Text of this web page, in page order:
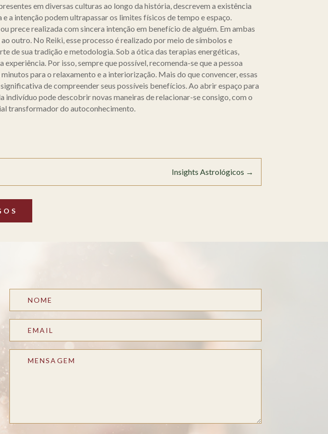
em diversas culturas ao longo da história, descrevem a existência
a intenção podem ultrapassar os limites físicos de tempo e espaço.
prece realizada com sincera intenção em benefício de alguém. Em ambas
outro. No Reiki, esse processo é realizado por meio de símbolos e
de sua tradição e metodologia. Sob a ótica das terapias energéticas,
Por isso, sempre que possível, recomenda-se que a pessoa
para o relaxamento e a interiorização. Mais do que convencer, essas
de compreender seus possíveis benefícios. Ao abrir espaço para
indivíduo pode descobrir novas maneiras de relacionar-se consigo, com o
transformador do autoconhecimento.
Insights Astrológicos →